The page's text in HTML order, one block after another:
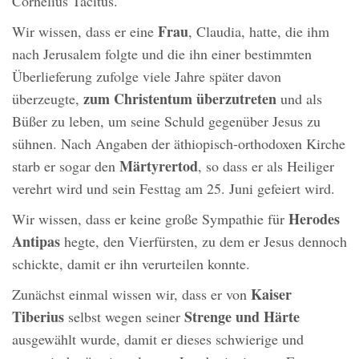
Wir wissen, dass er eine Frau, Claudia, hatte, die ihm
nach Jerusalem folgte und die ihn einer bestimmten
Überlieferung zufolge viele Jahre später davon
überzeugte, zum Christentum überzutreten und als
Büßer zu leben, um seine Schuld gegenüber Jesus zu
sühnen. Nach Angaben der äthiopisch-orthodoxen Kirche
starb er sogar den Märtyrertod, so dass er als Heiliger
verehrt wird und sein Festtag am 25. Juni gefeiert wird.
Wir wissen, dass er keine große Sympathie für Herodes
Antipas hegte, den Vierfürsten, zu dem er Jesus dennoch
schickte, damit er ihn verurteilen konnte.
Zunächst einmal wissen wir, dass er von Kaiser
Tiberius selbst wegen seiner Strenge und Härte
ausgewählt wurde, damit er dieses schwierige und